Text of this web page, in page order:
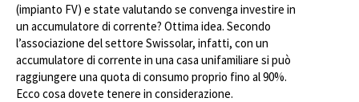
(impianto FV) e state valutando se convenga investire in
un accumulatore di corrente? Ottima idea. Secondo
l’associazione del settore Swissolar, infatti, con un
accumulatore di corrente in una casa unifamiliare si può
raggiungere una quota di consumo proprio fino al 90%.
Ecco cosa dovete tenere in considerazione.